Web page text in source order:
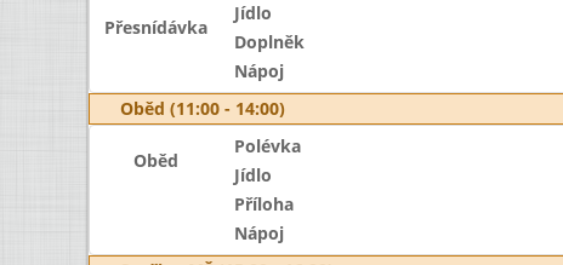
Přesnídávka
Jídlo
Doplněk
Nápoj
Oběd (11:00 - 14:00)
Oběd
Polévka
Jídlo
Příloha
Nápoj